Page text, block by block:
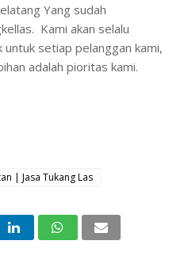
Yang sudah
Kami akan selalu
setiap pelanggan kami,
adalah pioritas kami.
| Jasa Tukang Las